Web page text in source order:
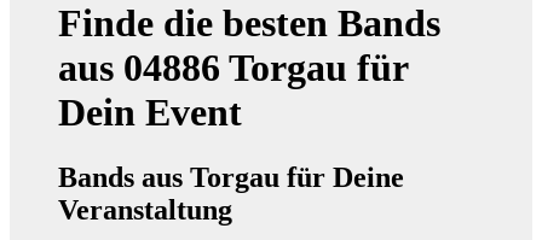
Finde die besten Bands
aus 04886 Torgau für
Dein Event
Bands aus Torgau für Deine
Veranstaltung